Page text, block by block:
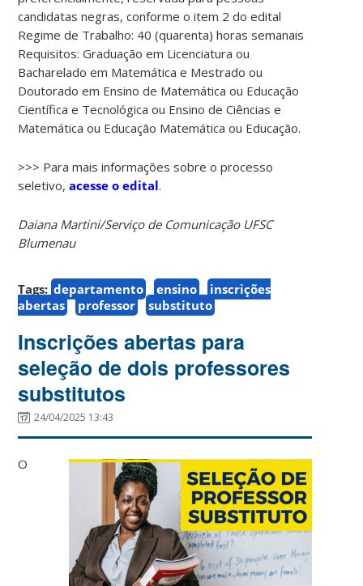
candidatas negras, conforme o item 2 do edital
Regime de Trabalho: 40 (quarenta) horas semanais
Requisitos: Graduação em Licenciatura ou
Bacharelado em Matemática e Mestrado ou
Doutorado em Ensino de Matemática ou Educação
Científica e Tecnológica ou Ensino de Ciências e
Matemática ou Educação Matemática ou Educação.
>>> Para mais informações sobre o processo
seletivo,acesse o edital.
Daiana Martini/Serviço de Comunicação UFSC
Blumenau
Tags: departamento ensino
inscrições
abertas
professor substituto
Inscrições abertas para
seleção de dois professores
substitutos
24/04/2025 13:43
O